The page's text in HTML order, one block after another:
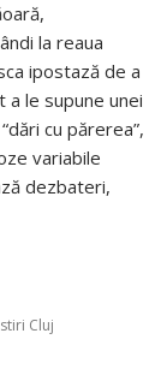
la reaua
ipostază de a
a le supune unei
cu părerea”,
variabile
dezbateri,
stiri Cluj